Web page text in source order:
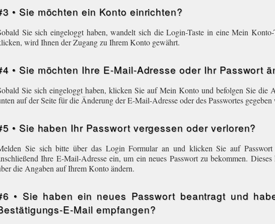
• Sie möchten ein Konto einrichten?
Sie sich eingeloggt haben, wandelt sich die Login-Taste in eine Mein
wird Ihnen der Zugang zu Ihrem Konto gewährt.
• Sie möchten Ihre E-Mail-Adresse oder Ihr Passwort
Sie sich eingeloggt haben, klicken Sie auf Mein Konto und befolgen Sie die
auf der Seite für die Änderung der E-Mail-Adresse oder des Passwortes gegeben
• Sie haben Ihr Passwort vergessen oder verloren?
Sie sich bitte über das Login Formular an und klicken Sie auf Passwort
Ihre E-Mail-Adresse ein, um ein neues Passwort zu bekommen.
die Angaben auf Ihrem Konto ändern.
• Sie haben ein neues Passwort beantragt und
E-Mail empfangen?